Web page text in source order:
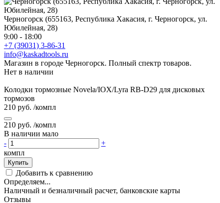
Черногорск (655163, Республика Хакасия, г. Черногорск, ул.
Юбилейная, 28)
9:00 - 18:00
+7 (39031) 3-86-31
info@kaskadtools.ru
Магазин в городе Черногорск. Полный спектр товаров.
Нет в наличии
Колодки тормозные Novela/IOX/Lyra RB-D29 для дисковых
тормозов
210 руб. /компл
210 руб. /компл
В наличии мало
-
+
компл
Купить
Добавить к сравнению
Определяем...
Наличный и безналичный расчет, банковские карты
Отзывы